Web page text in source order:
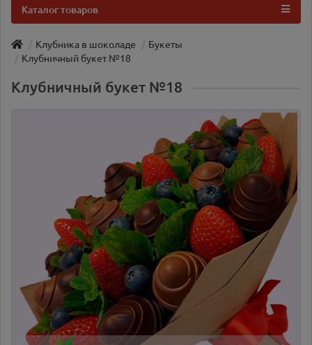
Каталог товаров
Клубника в шоколаде
Букеты
Клубничный букет №18
Клубничный букет №18